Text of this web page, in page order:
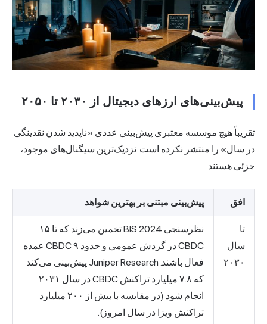
پیش‌بینی‌های ارزهای دیجیتال از ۲۰۳۰ تا ۲۰۵۰
تقریباً هیچ موسسه معتبری پیش‌بینی عددی «ناپدید شدن نقدینگی
در سال» را منتشر نکرده است. نزدیک‌ترین سیگنال‌های موجود،
جزئی هستند.
افق پیش‌بینی مبتنی بر بهترین شواهد
تا
سال
۲۰۳۰
نظرسنجی BIS 2024 تخمین می‌زند که تا ۱۵
CBDC در گردش عمومی و حدود ۹ CBDC عمده
فعال باشند. Juniper Research پیش‌بینی می‌کند
که ۷.۸ میلیارد تراکنش CBDC در سال ۲۰۳۱
انجام شود (در مقایسه با بیش از ۲۰۰ میلیارد
تراکنش ویزا در سال امروز).